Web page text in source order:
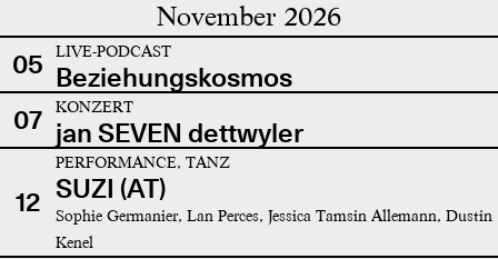
November 2026
05 LIVE-PODCAST
Beziehungskosmos
07
KONZERT
jan SEVEN dettwyler
12
PERFORMANCE, TANZ
SUZI (AT)
Sophie Germanier, Lan Perces, Jessica Tamsin Allemann, Dustin
Kenel